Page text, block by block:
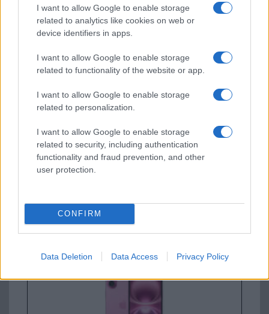
I want to allow Google to enable storage
related to analytics like cookies on web or
device identifiers in apps.
I want to allow Google to enable storage
related to functionality of the website or app.
I want to allow Google to enable storage
related to personalization.
I want to allow Google to enable storage
related to security, including authentication
functionality and fraud prevention, and other
user protection.
CONFIRM
Data Deletion Data Access Privacy Policy
Új és Használt GSM kiemelt ajánlatok
Apple iPhone 17
Euro Gsm
Apple iPhone 16 Plus